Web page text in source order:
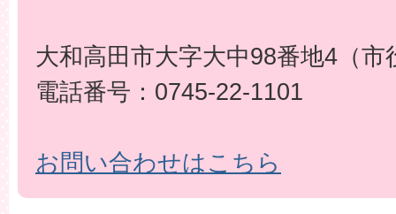
大和高田市大字大中98番地4（市
電話番号：0745-22-1101
お問い合わせはこちら